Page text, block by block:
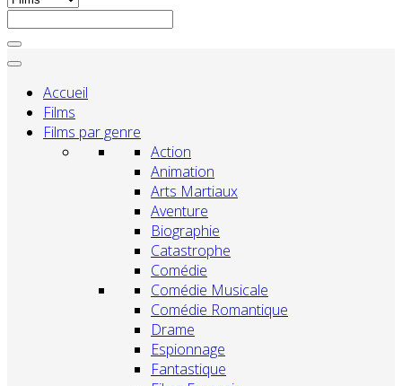
Accueil
Films
Films par genre
Action
Animation
Arts Martiaux
Aventure
Biographie
Catastrophe
Comédie
Comédie Musicale
Comédie Romantique
Drame
Espionnage
Fantastique